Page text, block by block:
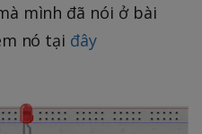
mình đã nói ở bài
nó tại đây